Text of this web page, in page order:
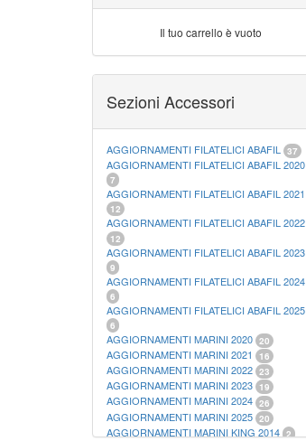
Il tuo carrello è vuoto
Sezioni Accessori
AGGIORNAMENTI FILATELICI ABAFIL 37
AGGIORNAMENTI FILATELICI ABAFIL 2020
7
AGGIORNAMENTI FILATELICI ABAFIL 2021
12
AGGIORNAMENTI FILATELICI ABAFIL 2022
12
AGGIORNAMENTI FILATELICI ABAFIL 2023
9
AGGIORNAMENTI FILATELICI ABAFIL 2024
6
AGGIORNAMENTI FILATELICI ABAFIL 2025
6
AGGIORNAMENTI MARINI 2020 20
AGGIORNAMENTI MARINI 2021 16
AGGIORNAMENTI MARINI 2022 23
AGGIORNAMENTI MARINI 2023 19
AGGIORNAMENTI MARINI 2024 26
AGGIORNAMENTI MARINI 2025 20
AGGIORNAMENTI MARINI KING 2014 2